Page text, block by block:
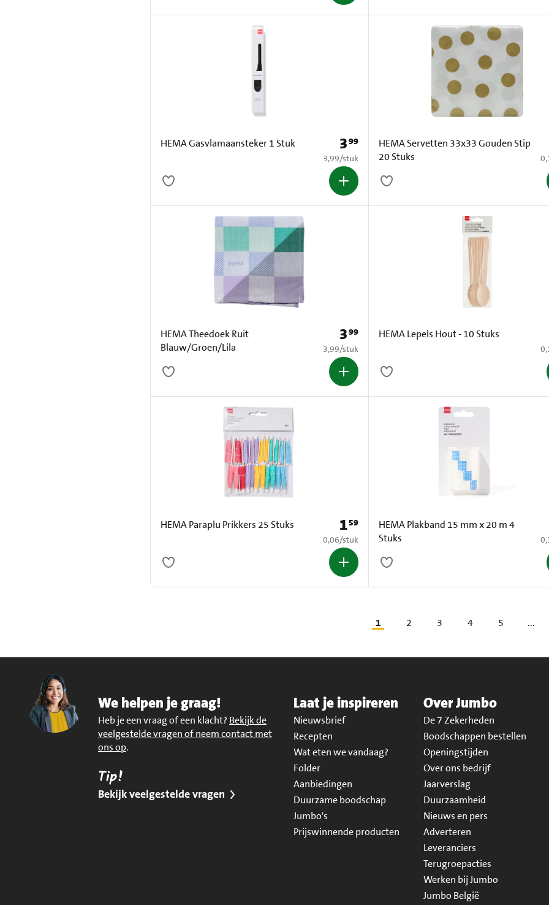
HEMA Gasvlamaansteker 1 Stuk Prijs: € 3,99
399
€ 3,99 per stuk
3,99/stuk
HEMA Servetten 33x33 Gouden Stip
20 Stuks
€
HEMA Theedoek Ruit
Blauw/Groen/Lila
Prijs: € 3,99
399
€ 3,99 per stuk
3,99/stuk
HEMA Lepels Hout - 10 Stuks
€
HEMA Paraplu Prikkers 25 Stuks Prijs: € 1,59
159
€ 0,06 per stuk
0,06/stuk
HEMA Plakband 15 mm x 20 m 4
Stuks
€
1 2 3 4 5 ...
We helpen je graag!
Heb je een vraag of een klacht? Bekijk de
veelgestelde vragen of neem contact met
ons op.
Tip!
Bekijk veelgestelde vragen
Laat je inspireren
Nieuwsbrief
Recepten
Wat eten we vandaag?
Folder
Aanbiedingen
Duurzame boodschap
Jumbo's
Prijswinnende producten
Over Jumbo
De 7 Zekerheden
Boodschappen bestellen
Openingstijden
Over ons bedrijf
Jaarverslag
Duurzaamheid
Nieuws en pers
Adverteren
Leveranciers
Terugroepacties
Werken bij Jumbo
Jumbo België